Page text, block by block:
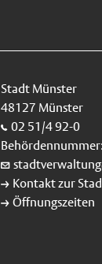
Stadt Münster
48127 Münster
02 51/4 92-0
Behördennummer:
Kontakt zur
Öffnungszeiten